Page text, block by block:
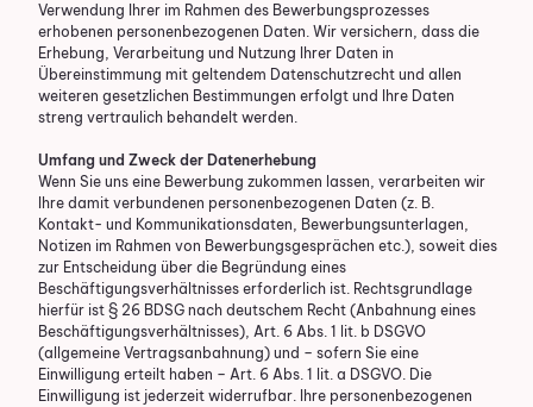
Verwendung Ihrer im Rahmen des Bewerbungsprozesses
erhobenen personenbezogenen Daten. Wir versichern, dass die
Erhebung, Verarbeitung und Nutzung Ihrer Daten in
Übereinstimmung mit geltendem Datenschutzrecht und allen
weiteren gesetzlichen Bestimmungen erfolgt und Ihre Daten
streng vertraulich behandelt werden.
Umfang und Zweck der Datenerhebung
Wenn Sie uns eine Bewerbung zukommen lassen, verarbeiten wir
Ihre damit verbundenen personenbezogenen Daten (z. B.
Kontakt- und Kommunikationsdaten, Bewerbungsunterlagen,
Notizen im Rahmen von Bewerbungsgesprächen etc.), soweit dies
zur Entscheidung über die Begründung eines
Beschäftigungsverhältnisses erforderlich ist. Rechtsgrundlage
hierfür ist § 26 BDSG nach deutschem Recht (Anbahnung eines
Beschäftigungsverhältnisses), Art. 6 Abs. 1 lit. b DSGVO
(allgemeine Vertragsanbahnung) und – sofern Sie eine
Einwilligung erteilt haben – Art. 6 Abs. 1 lit. a DSGVO. Die
Einwilligung ist jederzeit widerrufbar. Ihre personenbezogenen